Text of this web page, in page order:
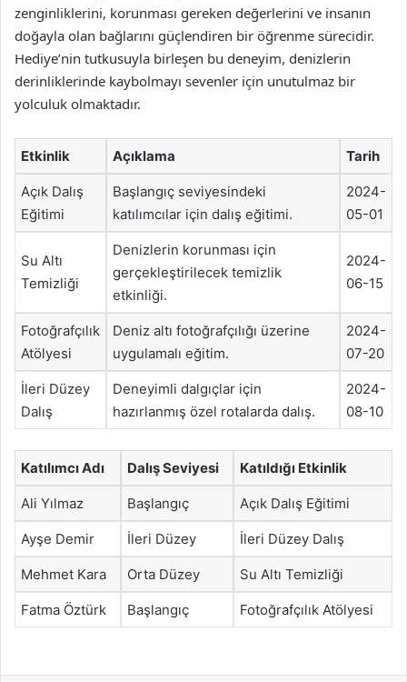
zenginliklerini, korunması gereken değerlerini ve insanın
doğayla olan bağlarını güçlendiren bir öğrenme sürecidir.
Hediye’nin tutkusuyla birleşen bu deneyim, denizlerin
derinliklerinde kaybolmayı sevenler için unutulmaz bir
yolculuk olmaktadır.
Etkinlik Açıklama Tarih
Açık Dalış
Eğitimi
Başlangıç seviyesindeki
katılımcılar için dalış eğitimi.
2024-
05-01
Su Altı
Temizliği
Denizlerin korunması için
gerçekleştirilecek temizlik
etkinliği.
2024-
06-15
Fotoğrafçılık
Atölyesi
Deniz altı fotoğrafçılığı üzerine
uygulamalı eğitim.
2024-
07-20
İleri Düzey
Dalış
Deneyimli dalgıçlar için
hazırlanmış özel rotalarda dalış.
2024-
08-10
Katılımcı Adı Dalış Seviyesi Katıldığı Etkinlik
Ali Yılmaz Başlangıç Açık Dalış Eğitimi
Ayşe Demir İleri Düzey İleri Düzey Dalış
Mehmet Kara Orta Düzey Su Altı Temizliği
Fatma Öztürk Başlangıç Fotoğrafçılık Atölyesi